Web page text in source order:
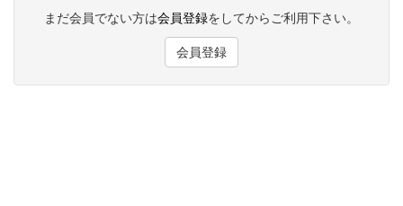
まだ会員でない方は会員登録をしてからご利用下さい。
会員登録